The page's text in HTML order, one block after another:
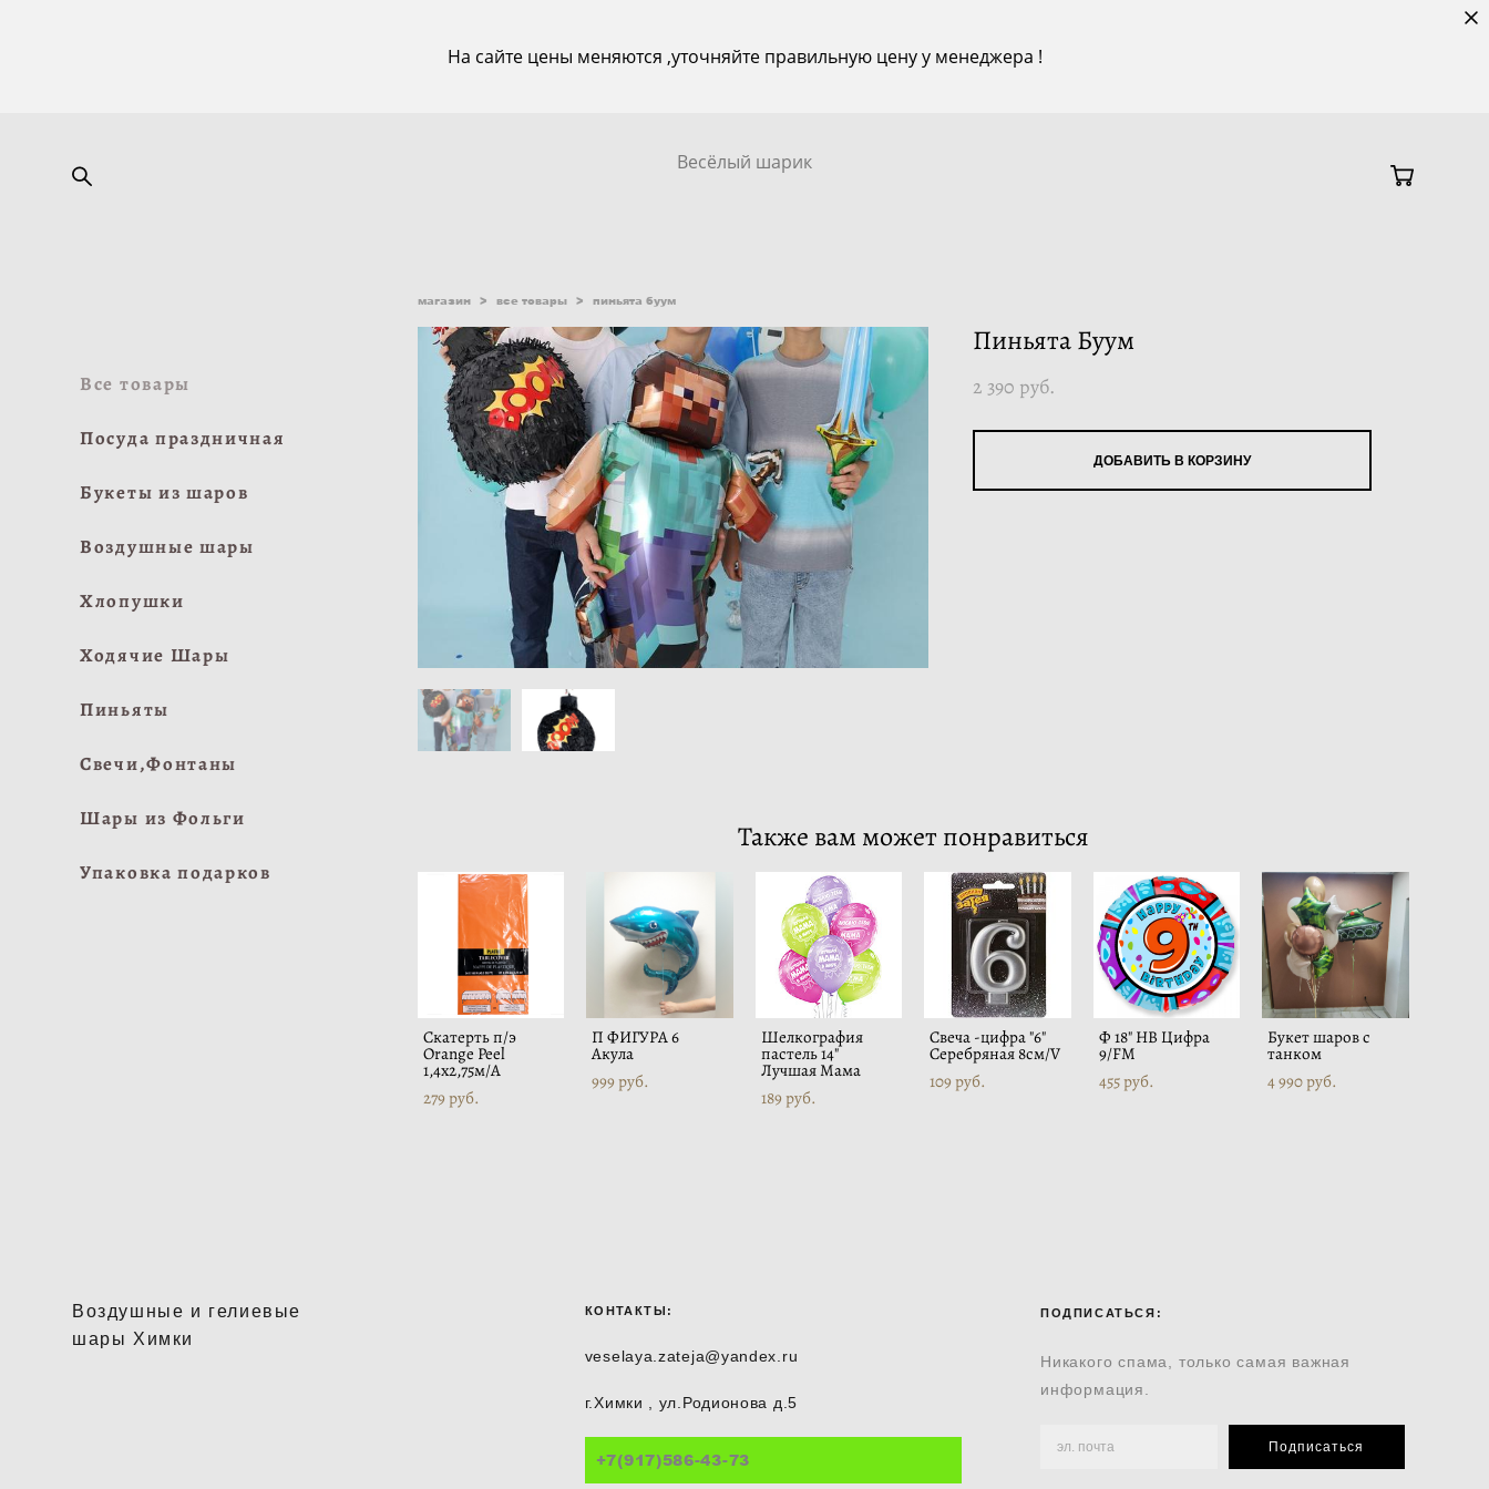
На сайте цены меняются ,уточняйте правильную цену у менеджера !
Весёлый шарик
Все товары
Посуда праздничная
Букеты из шаров
Воздушные шары
Хлопушки
Ходячие Шары
Пиньяты
Свечи,Фонтаны
Шары из Фольги
Упаковка подарков
магазин > все товары > пиньята буум
Пиньята Буум
2 390 pуб.
ДОБАВИТЬ В КОРЗИНУ
Также вам может понравиться
Скатерть п/э
Orange Peel
1,4х2,75м/А
279 pуб.
П ФИГУРА 6
Акула
999 pуб.
Шелкография
пастель 14"
Лучшая Мама
189 pуб.
Свеча -цифра "6"
Серебряная 8см/V
109 pуб.
Ф 18" HB Цифра
9/FM
455 pуб.
Букет шаров с
танком
4 990 pуб.
Воздушные и гелиевые
шары Химки
КОНТАКТЫ:
veselaya.zateja@yandex.ru
г.Химки , ул.Родионова д.5
+7(917)586-43-73
ПОДПИСАТЬСЯ:
Никакого спама, только самая важная
информация.
Подписаться